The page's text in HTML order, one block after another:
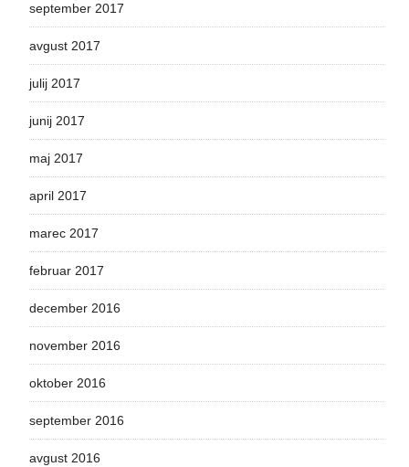
september 2017
avgust 2017
julij 2017
junij 2017
maj 2017
april 2017
marec 2017
februar 2017
december 2016
november 2016
oktober 2016
september 2016
avgust 2016